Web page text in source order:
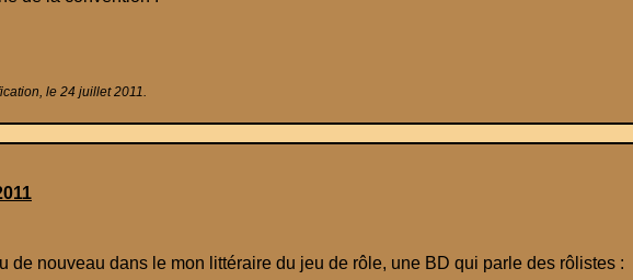
le 24 juillet 2011.
de nouveau dans le mon littéraire du jeu de rôle, une BD qui parle des rôlistes :